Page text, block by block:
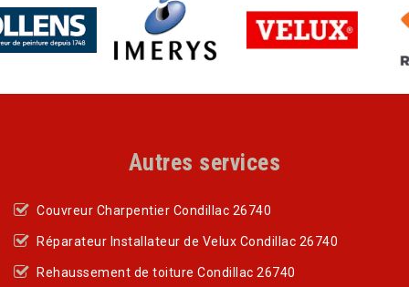
Autres services
Couvreur Charpentier Condillac 26740
Réparateur Installateur de Velux Condillac 26740
Rehaussement de toiture Condillac 26740